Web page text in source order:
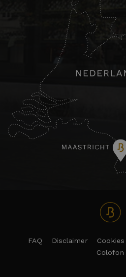
FAQ Disclaimer Cookies
Colofon